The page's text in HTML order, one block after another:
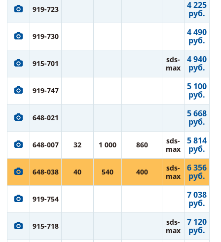
919-723 4 225
руб.
919-730 4 490
руб.
915-701
sds-
max
4 940
руб.
919-747 5 100
руб.
648-021 5 668
руб.
648-007 32 1 000 860
sds-
max
5 814
руб.
648-038 40 540 400
sds-
max
6 356
руб.
919-754 7 038
руб.
915-718
sds-
max
7 120
руб.